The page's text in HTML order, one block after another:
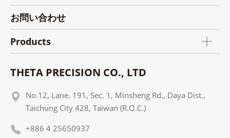
お問い合わせ
Products
THETA PRECISION CO., LTD
No.12, Lane. 191, Sec. 1, Minsheng Rd., Daya Dist.,
Taichung City 428, Taiwan (R.O.C.)
+886 4 25650937